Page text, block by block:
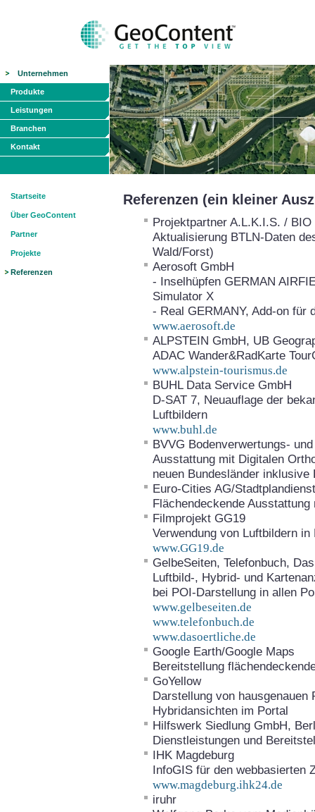
Unternehmen
Produkte
Leistungen
Branchen
Kontakt
Startseite
Über GeoContent
Partner
Projekte
Referenzen
Referenzen (ein kleiner
Projektpartner A.L.K.I.S. /
Aktualisierung BTLN-Daten
Wald/Forst)
Aerosoft GmbH
- Inselhüpfen GERMAN
Simulator X
- Real GERMANY, Add-on für
www.aerosoft.de
ALPSTEIN GmbH, UB
ADAC Wander&RadKarte
www.alpstein-tourismus.de
BUHL Data Service GmbH
D-SAT 7, Neuauflage der
Luftbildern
www.buhl.de
BVVG Bodenverwertungs-
Ausstattung mit Digitalen
neuen Bundesländer inklusive
Euro-Cities AG/
Flächendeckende
Filmprojekt GG19
Verwendung von Luftbildern in
www.GG19.de
GelbeSeiten, Telefonbuch,
Luftbild-, Hybrid- und
bei POI-Darstellung in allen
www.gelbeseiten.de
www.telefonbuch.de
www.dasoertliche.de
Google Earth/Google Maps
Bereitstellung
GoYellow
Darstellung von
Hybridansichten im Portal
Hilfswerk Siedlung GmbH,
Dienstleistungen und
IHK Magdeburg
InfoGIS für den webbasierten
www.magdeburg.ihk24.de
iruhr